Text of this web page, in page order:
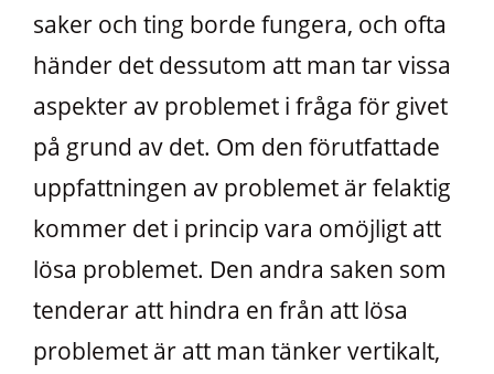
saker och ting borde fungera, och ofta
händer det dessutom att man tar vissa
aspekter av problemet i fråga för givet
på grund av det. Om den förutfattade
uppfattningen av problemet är felaktig
kommer det i princip vara omöjligt att
lösa problemet. Den andra saken som
tenderar att hindra en från att lösa
problemet är att man tänker vertikalt,